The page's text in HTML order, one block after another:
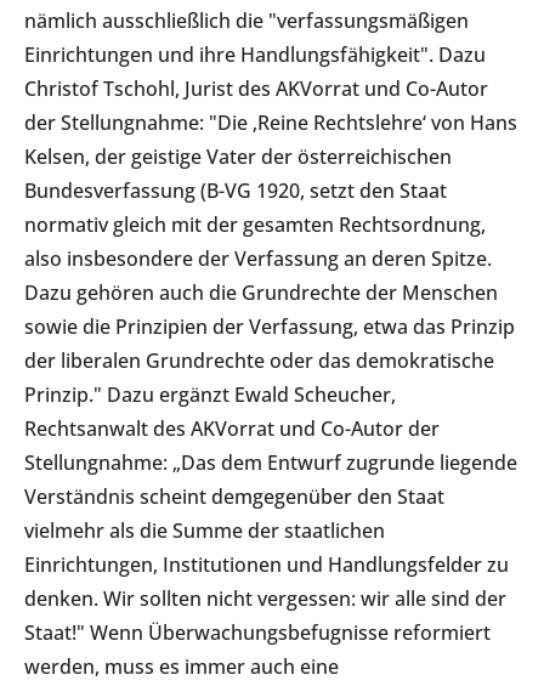
nämlich ausschließlich die "verfassungsmäßigen
Einrichtungen und ihre Handlungsfähigkeit". Dazu
Christof Tschohl, Jurist des AKVorrat und Co-Autor
der Stellungnahme: "Die ‚Reine Rechtslehre‘ von Hans
Kelsen, der geistige Vater der österreichischen
Bundesverfassung (B-VG 1920, setzt den Staat
normativ gleich mit der gesamten Rechtsordnung,
also insbesondere der Verfassung an deren Spitze.
Dazu gehören auch die Grundrechte der Menschen
sowie die Prinzipien der Verfassung, etwa das Prinzip
der liberalen Grundrechte oder das demokratische
Prinzip." Dazu ergänzt Ewald Scheucher,
Rechtsanwalt des AKVorrat und Co-Autor der
Stellungnahme: „Das dem Entwurf zugrunde liegende
Verständnis scheint demgegenüber den Staat
vielmehr als die Summe der staatlichen
Einrichtungen, Institutionen und Handlungsfelder zu
denken. Wir sollten nicht vergessen: wir alle sind der
Staat!" Wenn Überwachungsbefugnisse reformiert
werden, muss es immer auch eine